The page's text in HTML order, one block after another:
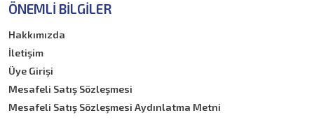
ÖNEMLI BILGILER
Hakkımızda
İletişim
Üye Girişi
Mesafeli Satış Sözleşmesi
Mesafeli Satış Sözleşmesi Aydınlatma Metni